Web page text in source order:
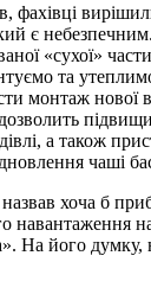
є
«сухої»
та
монтаж нової
а також
чаші
хоча б
навантаження
На його думку,